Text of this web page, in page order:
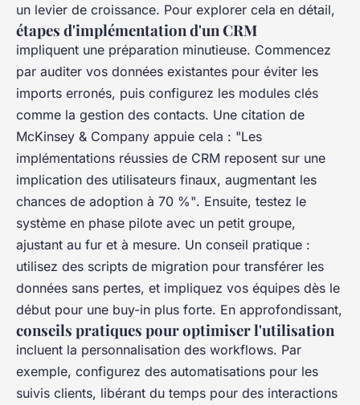
un levier de croissance. Pour explorer cela en détail,
étapes d'implémentation d'un CRM
impliquent une préparation minutieuse. Commencez
par auditer vos données existantes pour éviter les
imports erronés, puis configurez les modules clés
comme la gestion des contacts. Une citation de
McKinsey & Company appuie cela : "Les
implémentations réussies de CRM reposent sur une
implication des utilisateurs finaux, augmentant les
chances de adoption à 70 %". Ensuite, testez le
système en phase pilote avec un petit groupe,
ajustant au fur et à mesure. Un conseil pratique :
utilisez des scripts de migration pour transférer les
données sans pertes, et impliquez vos équipes dès le
début pour une buy-in plus forte. En approfondissant,
conseils pratiques pour optimiser l'utilisation
incluent la personnalisation des workflows. Par
exemple, configurez des automatisations pour les
suivis clients, libérant du temps pour des interactions